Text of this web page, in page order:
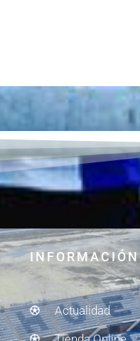
INFORMACIÓN
Actualidad